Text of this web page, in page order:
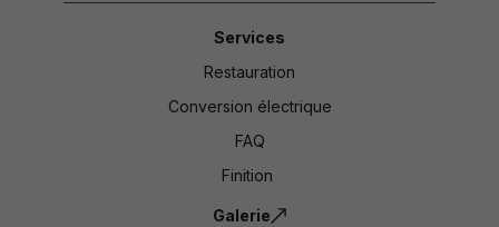
Services
Restauration
Conversion électrique
FAQ
Finition
Galerie